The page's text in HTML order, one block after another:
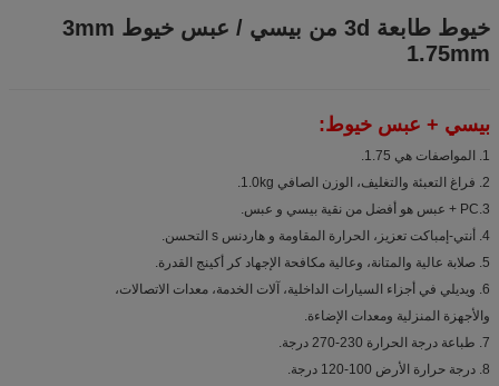
خيوط طابعة 3d من بيسي / عبس خيوط 3mm
1.75mm
بيسي + عبس خيوط:
1. المواصفات هي 1.75.
2. فراغ التعبئة والتغليف، الوزن الصافي 1.0kg.
3.PC + عبس هو أفضل من نقية بيسي و عبس.
4. أنتي-إمباكت تعزيز، الحرارة المقاومة و هاردنس s التحسن.
5. صلابة عالية والمتانة، وعالية مكافحة الإجهاد كر أكينج القدرة.
6. ويديلي في أجزاء السيارات الداخلية، آلات الخدمة، معدات الاتصالات،
والأجهزة المنزلية ومعدات الإضاءة.
7. طباعة درجة الحرارة 230-270 درجة.
8. درجة حرارة الأرض 100-120 درجة.